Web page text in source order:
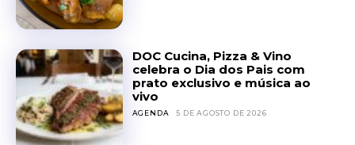
DOC Cucina, Pizza & Vino
celebra o Dia dos Pais com
prato exclusivo e música ao
vivo
AGENDA 5 DE AGOSTO DE 2026